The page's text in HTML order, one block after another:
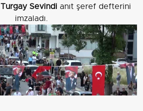
Turgay Sevindianıt şeref defterini
imzaladı.